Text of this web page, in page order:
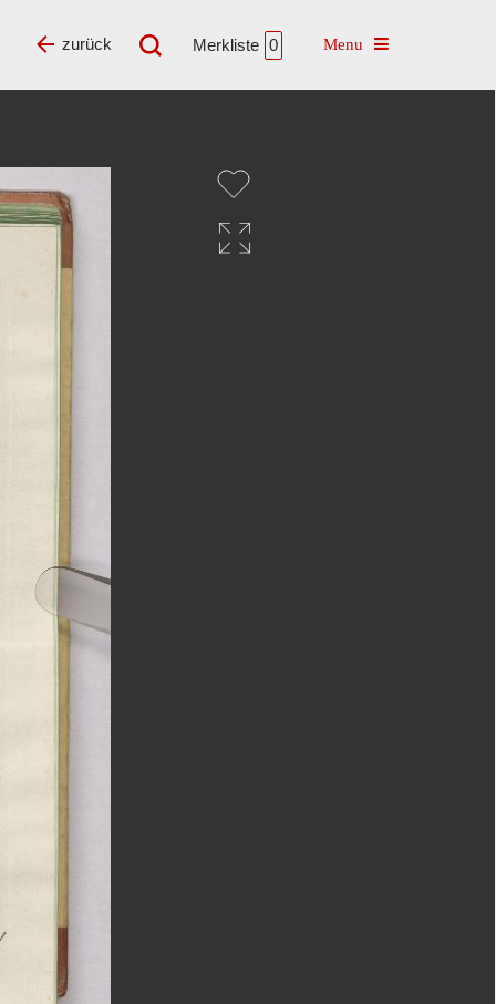
Merkliste 0 Toggle navigation
zurück